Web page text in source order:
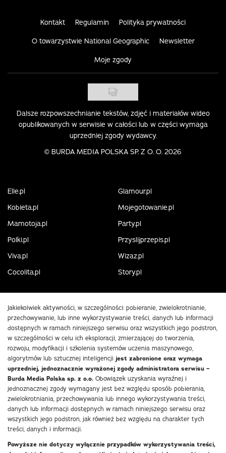
Kontakt Regulamin Polityka prywatności
O towarzystwie National Geographic Newsletter
Moje zgody
Dalsze rozpowszechnianie tekstów, zdjęć i materiałów wideo
opublikowanych w serwisie w całości lub w części wymaga
uprzedniej zgody wydawcy.
© BURDA MEDIA POLSKA SP. Z O. O. 2026
Elle.pl
Glamour.pl
Kobieta.pl
Mojegotowanie.pl
Mamotoja.pl
Party.pl
Polki.pl
Przyslijprzepis.pl
Viva.pl
Wizaz.pl
Cocolita.pl
Story.pl
Jakiekolwiek aktywności, w szczególności: pobieranie, zwielokrotnianie,
przechowywanie, lub inne wykorzystywanie treści, danych lub informacji
dostępnych w ramach niniejszego serwisu oraz wszystkich jego podstron,
w szczególności w celu ich eksploracji, zmierzającej do tworzenia,
rozwoju, modyfikacji i szkolenia systemów uczenia maszynowego,
algorytmów lub sztucznej inteligencji jest zabronione oraz wymaga
uprzedniej, jednoznacznie wyrażonej zgody administratora serwisu –
Burda Media Polska sp. z o.o. Obowiązek uzyskania wyraźnej i
jednoznacznej zgody wymagany jest bez względu sposób pobierania,
zwielokrotniania, przechowywania lub innego wykorzystywania treści,
danych lub informacji dostępnych w ramach niniejszego serwisu oraz
wszystkich jego podstron, jak również bez względu na charakter tych
treści, danych i informacji.
Powyższe nie dotyczy wyłącznie przypadków wykorzystywania treści,